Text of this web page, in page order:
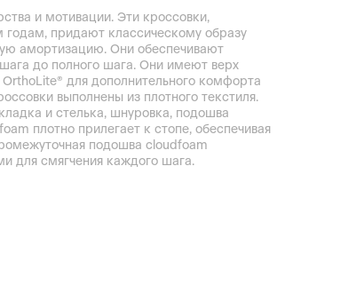
и мотивации. Эти кроссовки,
придают классическому образу
амортизацию. Они обеспечивают
до полного шага. Они имеют верх
для дополнительного комфорта
выполнены из плотного текстиля.
и стелька, шнуровка, подошва
плотно прилегает к стопе, обеспечивая
подошва cloudfoam
для смягчения каждого шага.